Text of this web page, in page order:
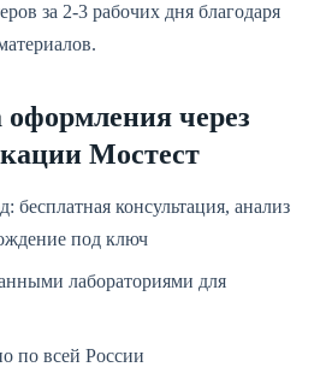
за 2-3 рабочих дня благодаря
через
Мостест
бесплатная консультация, анализ
под ключ
лабораториями для
по всей России